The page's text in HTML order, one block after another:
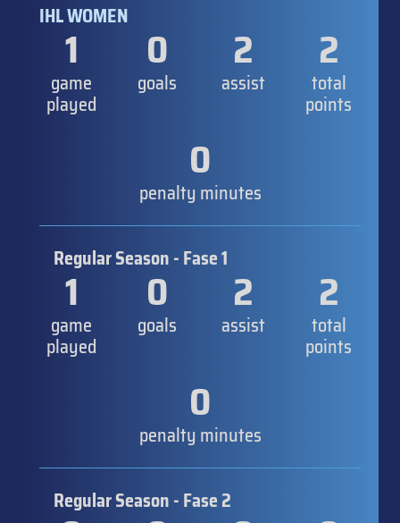
IHL WOMEN
1
game
played
0
goals
2
assist
2
total
points
0
penalty minutes
Regular Season - Fase 1
1
game
played
0
goals
2
assist
2
total
points
0
penalty minutes
Regular Season - Fase 2